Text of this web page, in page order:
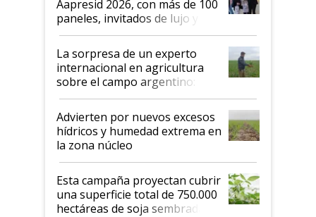
años"
Aapresid 2026, con más de 100
paneles, invitados de lujo y
todas las tendencias
La sorpresa de un experto
internacional en agricultura
sobre el campo argentino:
"Estoy muy impresionado"
Advierten por nuevos excesos
hídricos y humedad extrema en
la zona núcleo
Esta campaña proyectan cubrir
una superficie total de 750.000
hectáreas de soja sembradas